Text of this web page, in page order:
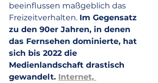
beeinflussen maßgeblich das
Freizeitverhalten. Im Gegensatz
zu den 90er Jahren, in denen
das Fernsehen dominierte, hat
sich bis 2022 die
Medienlandschaft drastisch
gewandelt. Internet,